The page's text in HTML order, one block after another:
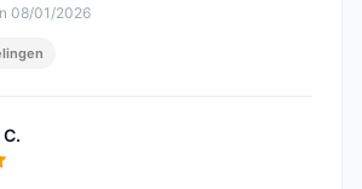
08/01/2026
5 van 5